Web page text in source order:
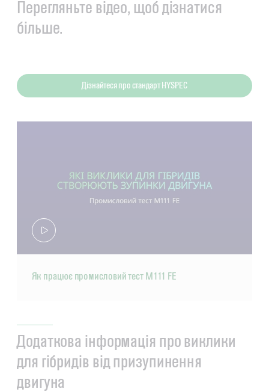
Перегляньте відео, щоб дізнатися
більше.
Дізнайтеся про стандарт HYSPEC
Як працює промисловий тест M111 FE
Додаткова інформація про виклики
для гібридів від призупинення
двигуна